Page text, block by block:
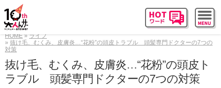
HOME
ライフ
抜け毛、むくみ、皮膚炎…“花粉”の頭皮トラブル 頭髪専門ドクターの7つの
対策
抜け毛、むくみ、皮膚炎…“花粉”の頭皮ト
ラブル 頭髪専門ドクターの7つの対策